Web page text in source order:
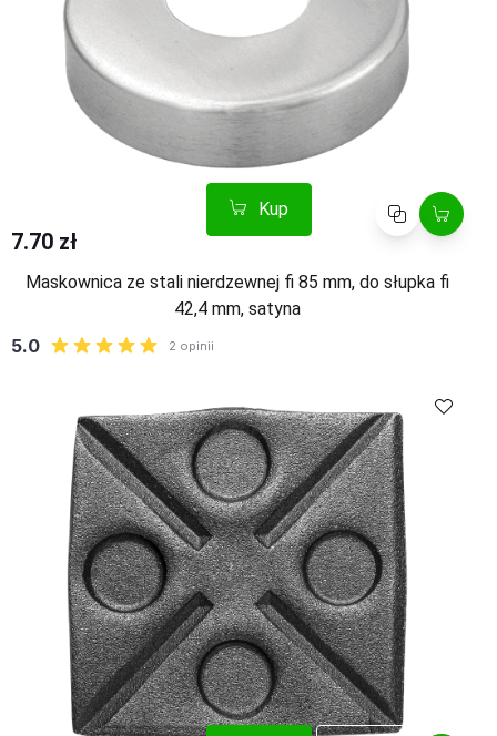
Kup Porównaj
7.70 zł
Maskownica ze stali nierdzewnej fi 85 mm, do słupka fi
42,4 mm, satyna